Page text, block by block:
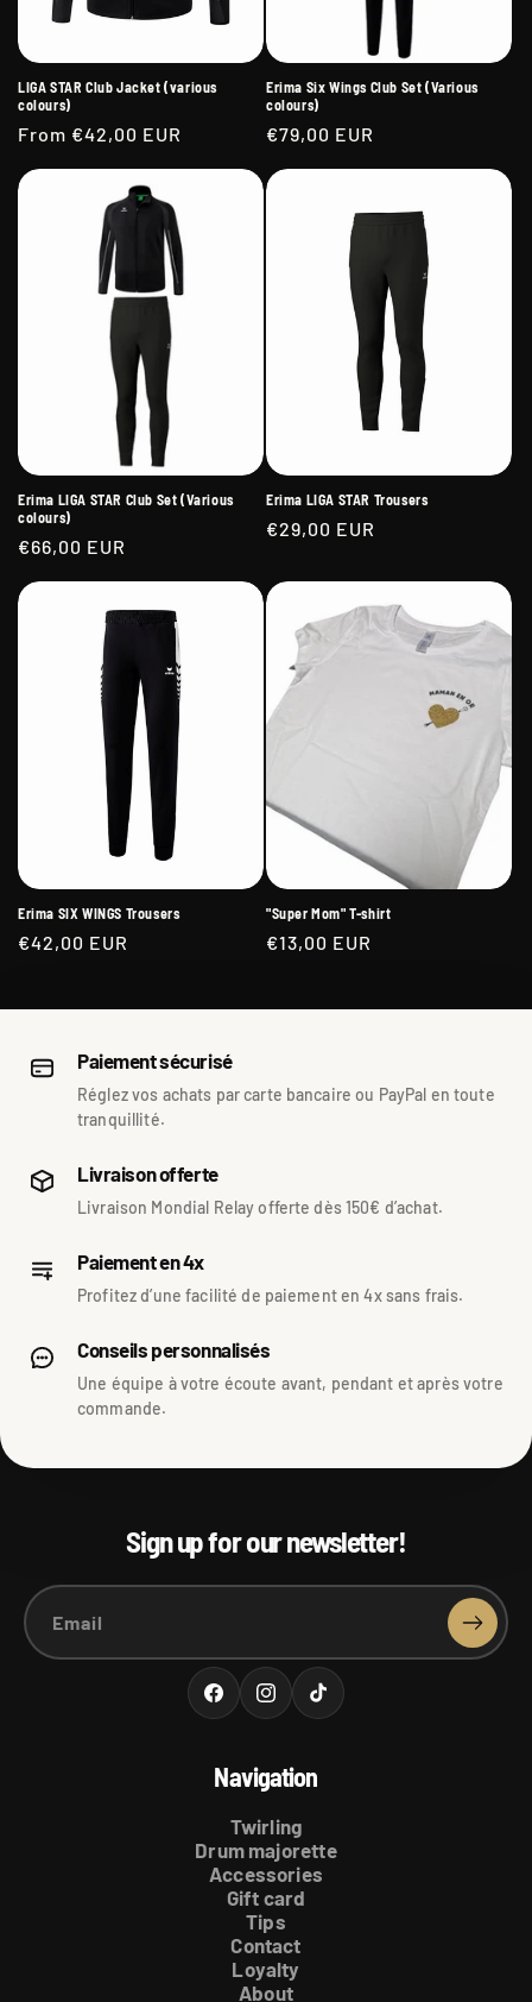
LIGA STAR Club Jacket (various
colours)
Regular
From €42,00 EUR
Erima Six Wings Club Set (Various
colours)
Regular
€79,00 EUR
Erima LIGA STAR Club Set (Various
colours)
Regular
€66,00 EUR
Erima LIGA STAR Trousers
Regular
€29,00 EUR
Erima SIX WINGS Trousers
Regular
€42,00 EUR
"Super Mom" T-shirt
Regular
€13,00 EUR
Paiement sécurisé
Réglez vos achats par carte bancaire ou PayPal en toute
tranquillité.
Livraison offerte
Livraison Mondial Relay offerte dès 150€ d’achat.
Paiement en 4x
Profitez d’une facilité de paiement en 4x sans frais.
Conseils personnalisés
Une équipe à votre écoute avant, pendant et après votre
commande.
Sign up for our newsletter!
Email
FacebookInstagram
TikTok
Navigation
Twirling
Drum majorette
Accessories
Gift card
Tips
Contact
Loyalty
About